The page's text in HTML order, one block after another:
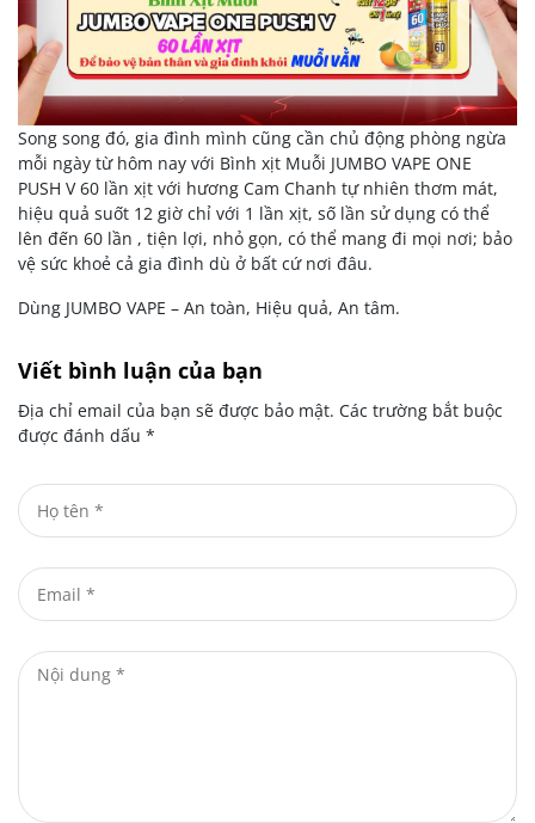
Song song đó, gia đình mình cũng cần chủ động phòng ngừa
mỗi ngày từ hôm nay với Bình xịt Muỗi JUMBO VAPE ONE
PUSH V 60 lần xịt với hương Cam Chanh tự nhiên thơm mát,
hiệu quả suốt 12 giờ chỉ với 1 lần xịt, số lần sử dụng có thể
lên đến 60 lần , tiện lợi, nhỏ gọn, có thể mang đi mọi nơi; bảo
vệ sức khoẻ cả gia đình dù ở bất cứ nơi đâu.
Dùng JUMBO VAPE – An toàn, Hiệu quả, An tâm.
Viết bình luận của bạn
Địa chỉ email của bạn sẽ được bảo mật. Các trường bắt buộc
được đánh dấu *